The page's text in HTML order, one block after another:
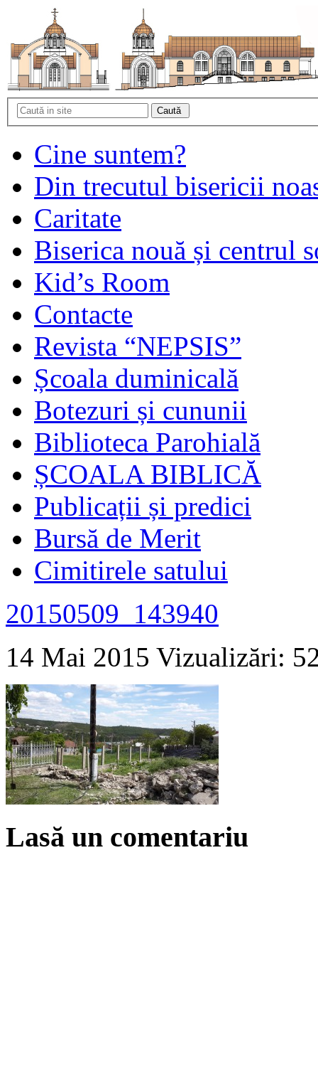
Cine suntem?
Din trecutul bisericii
Caritate
Biserica nouă și centrul
Kid’s Room
Contacte
Revista “NEPSIS”
Școala duminicală
Botezuri și cununii
Biblioteca Parohială
ȘCOALA BIBLICĂ
Publicații și predici
Bursă de Merit
Cimitirele satului
20150509_143940
14 Mai 2015 Vizualizări:
Lasă un comentariu